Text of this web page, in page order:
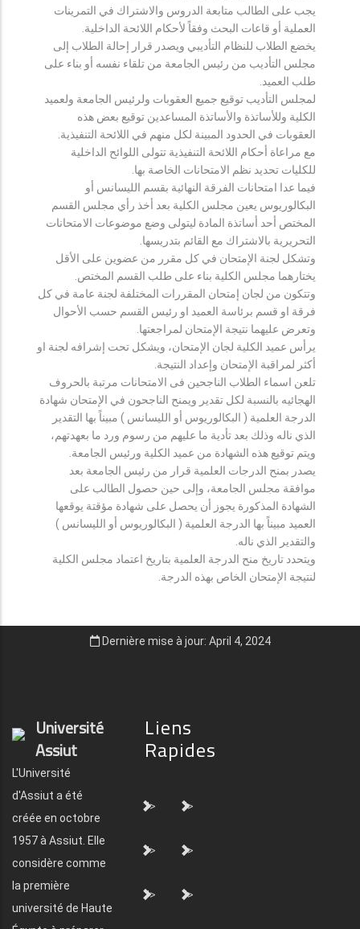
يجب على الطالب متابعة الدروس والاشتراك في التمرينات
العملية أو قاعات البحث وفقاً لأحكام اللائحة الداخلية.
يخضع الطلاب للنظام التأديبي ويصدر قرار إحالة الطلاب إلى
مجلس التأديب من رئيس الجامعة من تلقاء نفسه أو بناء على
طلب العميد.
لمجلس التأديب توقيع جميع العقوبات ولرئيس الجامعة ولعميد
الكلية وللأساتذة والأساتذة المساعدين توقيع بعض هذه
العقوبات في الحدود المبينة لكل منهم في اللائحة التنفيذية.
مع مراعاة أحكام اللائحة التنفيذية تتولى اللوائح الداخلية
للكليات تحديد نظم الامتحانات الخاصة بها.
فيما عدا امتحانات الفرقة النهائية بقسم الليسانس أو
البكالوريوس يعين مجلس الكلية بعد أخذ رأي مجلس القسم
المختص أحد أساتذة المادة ليتولى وضع موضوعات الامتحانات
التحريرية بالاشتراك مع القائم بتدريسها.
وتشكل لجنة الإمتحان في كل مقرر من عضوين على الأقل
يختارهما مجلس الكلية بناء على طلب القسم المختص.
وتتكون من لجان إمتحان المقررات المختلفة لجنة عامة في كل
فرقة او قسم برئاسة العميد او رئيس القسم حسب الأحوال
وتعرض عليهما نتيجة الإمتحان لمراجعتها.
يرأس عميد الكلية لجان الإمتحان، ويشكل تحت إشرافه لجنة او
أكثر لمراقبة الإمتحان وإعداد النتيجة.
تلعن اسماء الطلاب الناجحين فى الامتحانات مرتبة بالحروف
الهجائيه بالنسبة لكل تقدير ويمنح الناجحون في الإمتحان شهادة
الدرجة العلمية ( البكالوريوس أو الليسانس ) مبيناً بها التقدير
الذي ناله وذلك بعد تأدية ما عليهم من رسوم ورد ما بعهدتهم،
ويتم توقيع هذه الشهادة من عميد الكلية ورئيس الجامعة.
يصدر بمنح الدرجات العلمية قرار من رئيس الجامعة بعد
موافقة مجلس الجامعة، وإلى حين حصول الطالب على
الشهادة المذكورة يجوز أن يحصل على شهادة مؤقتة يوقعها
العميد مبيناً بها الدرجة العلمية ( البكالوريوس أو الليسانس )
والتقدير الذي ناله.
ويتحدد تاريخ منح الدرجة العلمية بتاريخ اعتماد مجلس الكلية
لنتيجة الإمتحان الخاص بهذه الدرجة.
Dernière mise à jour: April 4, 2024
Université
Assiut
L'Université
d'Assiut a été
créée en octobre
1957 à Assiut. Elle
considère comme
la première
université de Haute
Liens
Rapides
"> ">
"> ">
"> ">